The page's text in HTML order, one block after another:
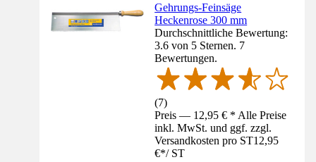
Gehrungs-Feinsäge
Heckenrose 300 mm
Durchschnittliche Bewertung:
3.6 von 5 Sternen. 7
Bewertungen.
(7)
Preis — 12,95 € * Alle Preise
inkl. MwSt. und ggf. zzgl.
Versandkosten pro ST12,95
€*/ ST